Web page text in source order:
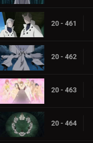
20 - 461
20 - 462
20 - 463
20 - 464